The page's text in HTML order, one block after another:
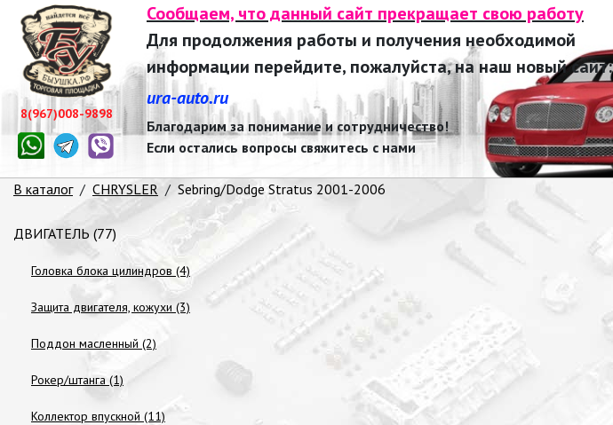
8(967)008-9898
Сообщаем, что данный сайт прекращает свою работу
Для продолжения работы и получения необходимой
информации перейдите, пожалуйста, на наш новый сайт:
ura-auto.ru
Благодарим за понимание и сотрудничество!
Если остались вопросы свяжитесь с нами
В каталог / CHRYSLER / Sebring/Dodge Stratus 2001-2006
ДВИГАТЕЛЬ (77)
Головка блока цилиндров (4)
Защита двигателя, кожухи (3)
Поддон масленный (2)
Рокер/штанга (1)
Коллектор впускной (11)